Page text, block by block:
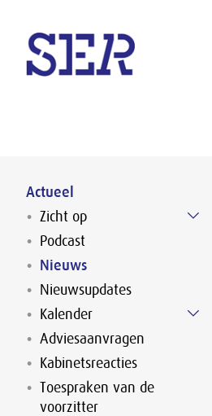
Actueel
Zicht op
Podcast
Nieuws
Nieuwsupdates
Kalender
Adviesaanvragen
Kabinetsreacties
Toespraken van de
voorzitter